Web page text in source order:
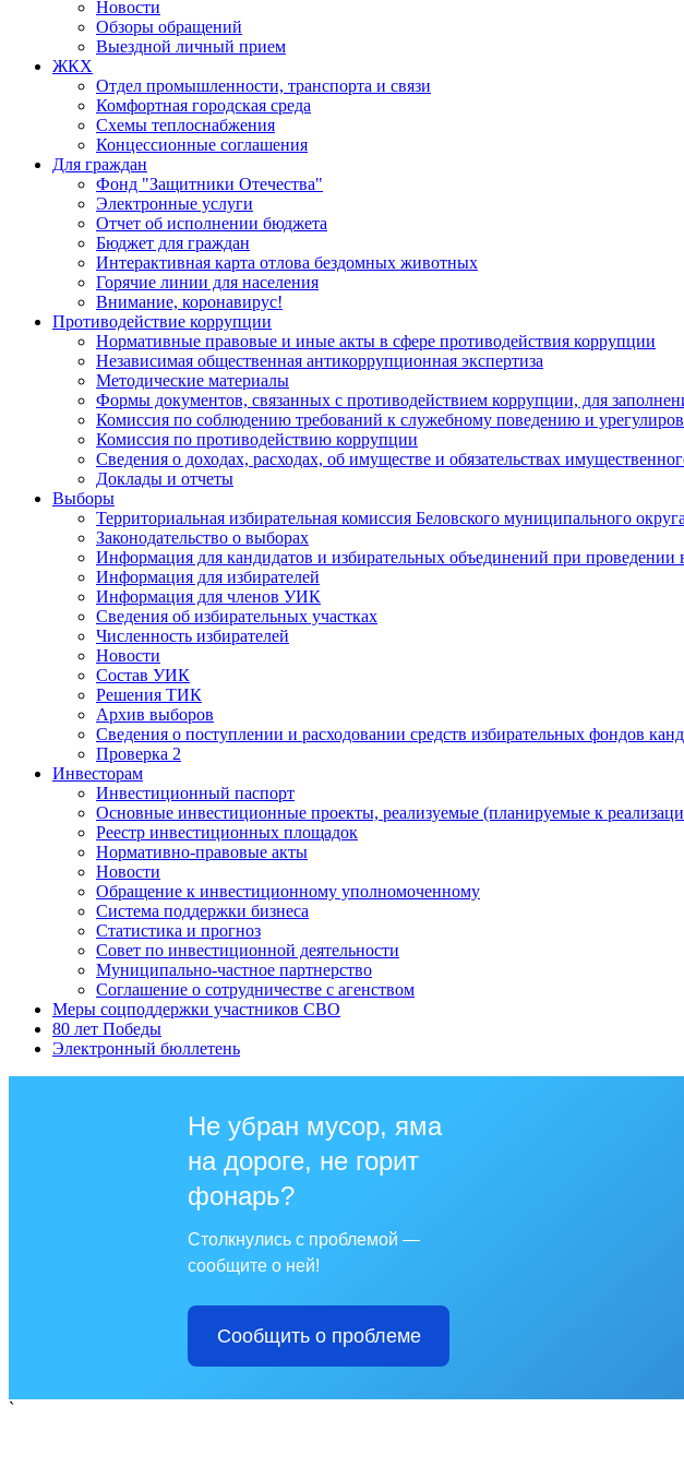
Новости
Обзоры обращений
Выездной личный прием
ЖКХ
Отдел промышленности, транспорта и связи
Комфортная городская среда
Схемы теплоснабжения
Концессионные соглашения
Для граждан
Фонд "Защитники Отечества"
Электронные услуги
Отчет об исполнении бюджета
Бюджет для граждан
Интерактивная карта отлова бездомных животных
Горячие линии для населения
Внимание, коронавирус!
Противодействие коррупции
Нормативные правовые и иные акты в сфере противодействия коррупции
Независимая общественная антикоррупционная экспертиза
Методические материалы
Формы документов, связанных с противодействием коррупции, для
Комиссия по соблюдению требований к служебному поведению и
Комиссия по противодействию коррупции
Сведения о доходах, расходах, об имуществе и обязательствах
Доклады и отчеты
Выборы
Территориальная избирательная комиссия Беловского муниципального округа
Законодательство о выборах
Информация для кандидатов и избирательных объединений при проведении
Информация для избирателей
Информация для членов УИК
Сведения об избирательных участках
Численность избирателей
Новости
Состав УИК
Решения ТИК
Архив выборов
Сведения о поступлении и расходовании средств избирательных фондов
Проверка 2
Инвесторам
Инвестиционный паспорт
Основные инвестиционные проекты, реализуемые (планируемые к
Реестр инвестиционных площадок
Нормативно-правовые акты
Новости
Обращение к инвестиционному уполномоченному
Система поддержки бизнеса
Статистика и прогноз
Совет по инвестиционной деятельности
Муниципально-частное партнерство
Соглашение о сотрудничестве с агенством
Меры соцподдержки участников СВО
80 лет Победы
Электронный бюллетень
Не убран мусор, яма
на дороге, не горит
фонарь?
Столкнулись с проблемой —
сообщите о ней!
Сообщить о проблеме
`